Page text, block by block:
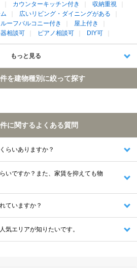
カウンターキッチン付き
収納重視
広いリビング・ダイニングがある
ルーフバルコニー付き
屋上付き
相談可 ピアノ相談可 DIY可
もっと見る
を建物種別に絞って探す
に関するよくある質問
らいありますか？
いですか？また、家賃を抑えても物
ていますか？
気エリアが知りたいです。